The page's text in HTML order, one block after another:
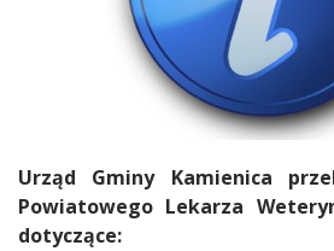
Treść
Urząd Gminy Kamienica
Powiatowego Lekarza
dotyczące: